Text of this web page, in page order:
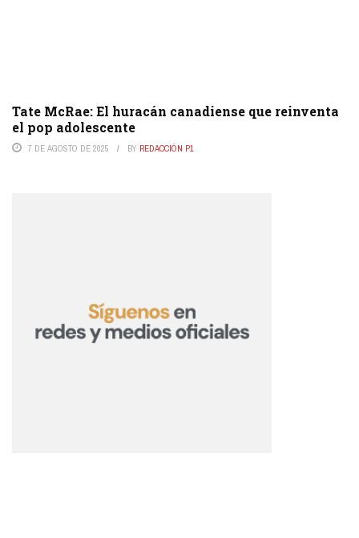
Tate McRae: El huracán canadiense que reinventa
el pop adolescente
7 DE AGOSTO DE 2025 BY REDACCIÓN P1